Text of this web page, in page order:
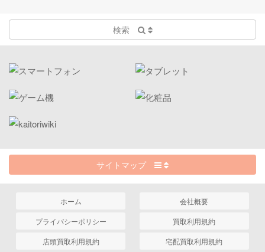
検索
サイトマップ
ホーム
会社概要
プライバシーポリシー
買取利用規約
店頭買取利用規約
宅配買取利用規約